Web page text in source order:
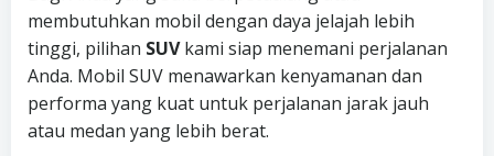
membutuhkan mobil dengan daya jelajah lebih
tinggi, pilihan SUVkami siap menemani perjalanan
Anda. Mobil SUV menawarkan kenyamanan dan
performa yang kuat untuk perjalanan jarak jauh
atau medan yang lebih berat.